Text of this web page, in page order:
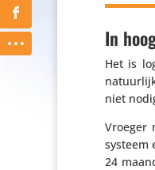
In
Het is
niet
Vroeger
systeem
24